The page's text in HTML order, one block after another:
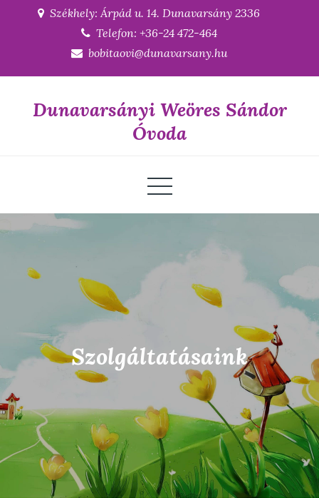
Székhely: Árpád u. 14. Dunavarsány 2336
Telefon: +36-24 472-464
bobitaovi@dunavarsany.hu
Dunavarsányi Weöres Sándor
Óvoda
Szolgáltatásaink